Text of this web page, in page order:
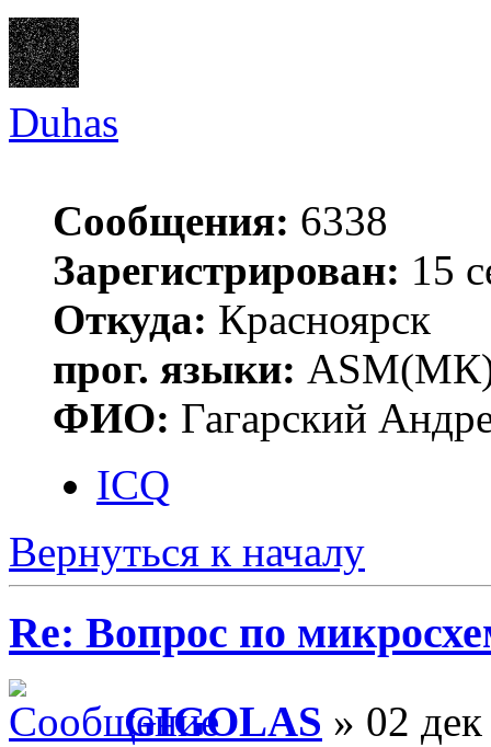
Duhas
Сообщения: 6338
Зарегистрирован: 15
Откуда: Красноярск
прог. языки:
ФИО: Гагарский
ICQ
Вернуться к началу
Re: Вопрос по
GIGOLAS » 02